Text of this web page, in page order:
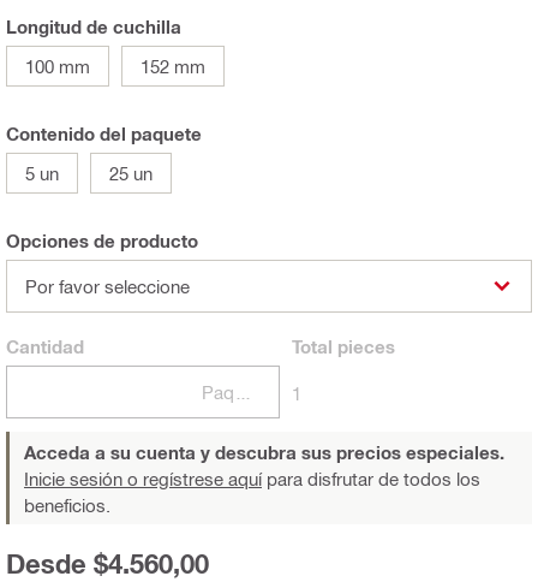
Longitud de cuchilla
100 mm
152 mm
Contenido del paquete
5 un
25 un
Opciones de producto
Por favor seleccione
Cantidad Total pieces
1
Acceda a su cuenta y descubra sus precios especiales.
Inicie sesión o regístrese aquípara disfrutar de todos los
beneficios.
Desde $4.560,00